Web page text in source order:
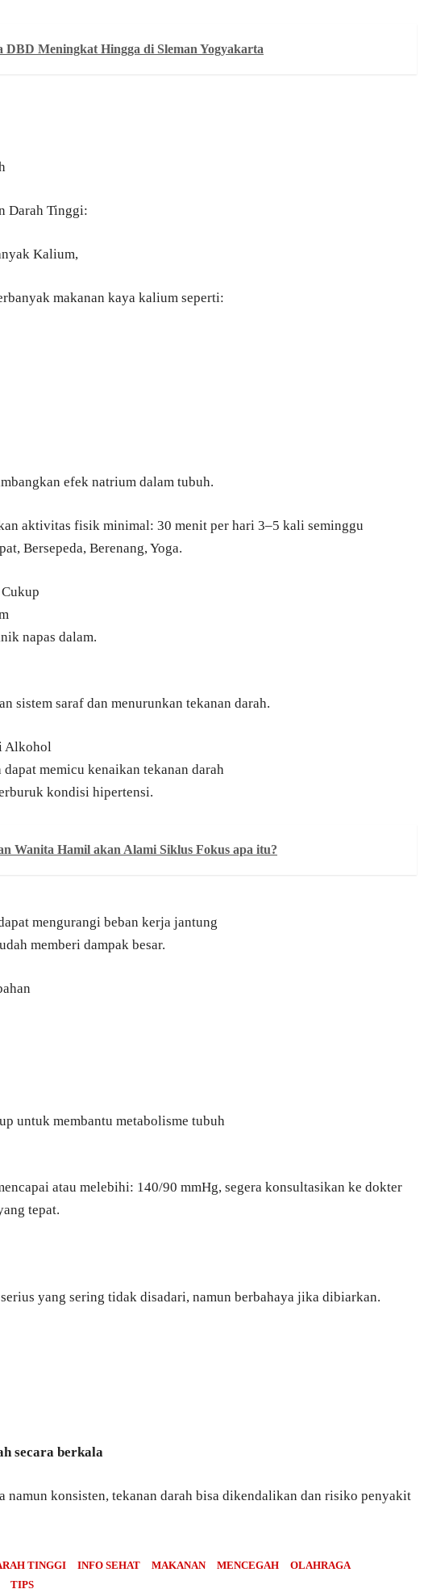
DBD Meningkat Hingga di Sleman Yogyakarta
Darah Tinggi:
Kalium,
makanan kaya kalium seperti:
efek natrium dalam tubuh.
aktivitas fisik minimal: 30 menit per hari 3–5 kali seminggu
Bersepeda, Berenang, Yoga.
napas dalam.
sistem saraf dan menurunkan tekanan darah.
Alkohol
memicu kenaikan tekanan darah
kondisi hipertensi.
Wanita Hamil akan Alami Siklus Fokus apa itu?
mengurangi beban kerja jantung
memberi dampak besar.
untuk membantu metabolisme tubuh
atau melebihi: 140/90 mmHg, segera konsultasikan ke dokter
tepat.
yang sering tidak disadari, namun berbahaya jika dibiarkan.
secara berkala
namun konsisten, tekanan darah bisa dikendalikan dan risiko penyakit
TINGGI INFO SEHAT MAKANAN MENCEGAH
OLAHRAGA
TIPS